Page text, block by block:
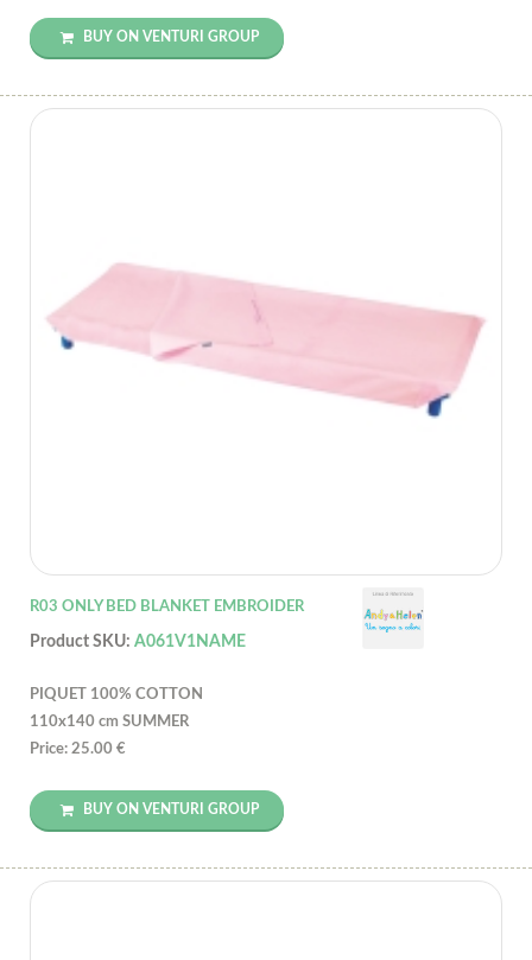
BUY ON VENTURI GROUP
R03 ONLY BED BLANKET EMBROIDER
Product SKU: A061V1NAME
PIQUET 100% COTTON
110x140 cm SUMMER
Price: 25.00 €
BUY ON VENTURI GROUP